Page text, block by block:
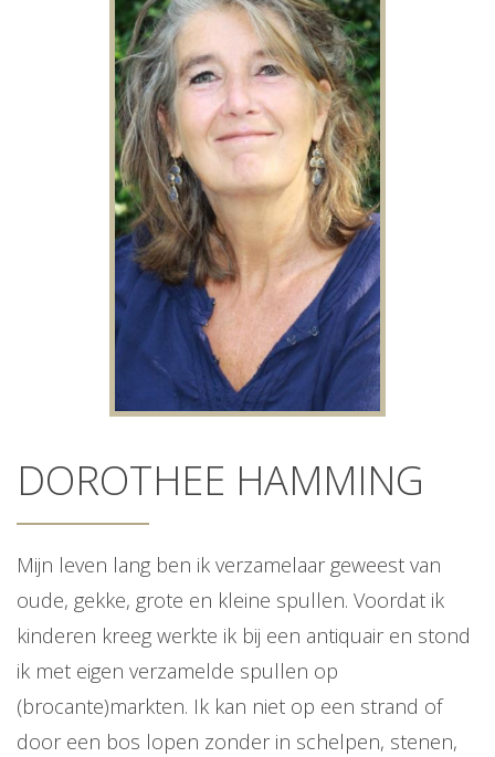
DOROTHEE HAMMING
Mijn leven lang ben ik verzamelaar geweest van
oude, gekke, grote en kleine spullen. Voordat ik
kinderen kreeg werkte ik bij een antiquair en stond
ik met eigen verzamelde spullen op
(brocante)markten. Ik kan niet op een strand of
door een bos lopen zonder in schelpen, stenen,